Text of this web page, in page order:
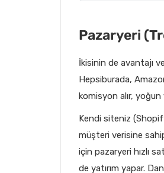
Pazaryeri
İkisinin de avantajı
Hepsiburada,
komisyon alır, yoğun
Kendi siteniz
müşteri verisine
için pazaryeri hızlı
de yatırım yapar.